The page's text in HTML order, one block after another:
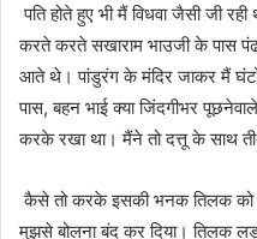
पति होते हुए भी मैं विधवा जैसी जी
करते करते सखाराम भाउजी के पास
आते थे। पांडुरंग के मंदिर जाकर मैं
पास, बहन भाई क्या जिंदगीभर
करके रखा था। मैंने तो दत्तू के साथ
कैसे तो करके इसकी भनक तिलक को
मुझसे बोलना बंद कर दिया। तिलक